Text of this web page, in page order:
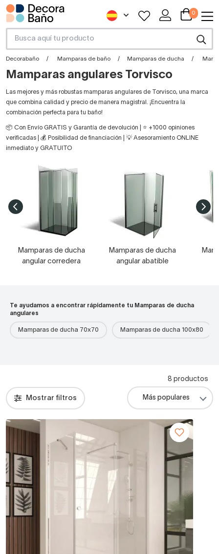
0
Decorabaño Mamparas de baño Mamparas de ducha
Mamparas angulares Torvisco
Las mejores y más robustas mamparas angulares de Torvisco, una marca
que combina calidad y precio de manera magistral. ¡Encuentra la
combinación perfecta para tu baño!
📦 Con Envío GRATIS y Garantía de devolución | ⭐ +1000 opiniones
verificadas | 💰 Posibilidad de financiación | 💡 Asesoramiento ONLINE
inmediato y GRATUITO
Mamparas de ducha
angular corredera
Mamparas de ducha
angular abatible
Te ayudamos a encontrar rápidamente tu Mamparas de ducha
angulares
Mamparas de ducha 70x70 Mamparas de ducha 100x80
Mostrar filtros
8 productos